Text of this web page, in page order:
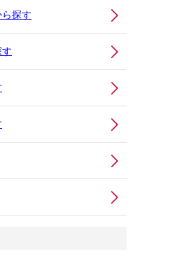
探す
す